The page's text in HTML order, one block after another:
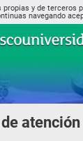
y de terceros
navegando